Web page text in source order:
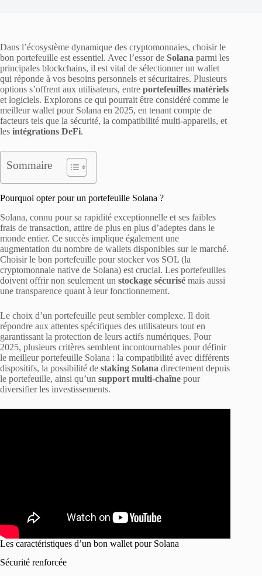
Dans l’écosystème dynamique des cryptomonnaies, choisir le
bon portefeuille est essentiel. Avec l’essor de Solana parmi les
principales blockchains, il est vital de sélectionner un wallet
qui réponde à vos besoins personnels et sécuritaires. Plusieurs
options s’offrent aux utilisateurs, entre portefeuilles matériels
et logiciels. Explorons ce qui pourrait être considéré comme le
meilleur wallet pour Solana en 2025, en tenant compte de
facteurs tels que la sécurité, la compatibilité multi-appareils, et
les intégrations DeFi.
Sommaire
Pourquoi opter pour un portefeuille Solana ?
Solana, connu pour sa rapidité exceptionnelle et ses faibles
frais de transaction, attire de plus en plus d’adeptes dans le
monde entier. Ce succès implique également une
augmentation du nombre de wallets disponibles sur le marché.
Choisir le bon portefeuille pour stocker vos SOL (la
cryptomonnaie native de Solana) est crucial. Les portefeuilles
doivent offrir non seulement un stockage sécurisé mais aussi
une transparence quant à leur fonctionnement.
Le choix d’un portefeuille peut sembler complexe. Il doit
répondre aux attentes spécifiques des utilisateurs tout en
garantissant la protection de leurs actifs numériques. Pour
2025, plusieurs critères semblent incontournables pour définir
le meilleur portefeuille Solana : la compatibilité avec différents
dispositifs, la possibilité de staking Solana directement depuis
le portefeuille, ainsi qu’un support multi-chaîne pour
diversifier les investissements.
Les caractéristiques d’un bon wallet pour Solana
Sécurité renforcée